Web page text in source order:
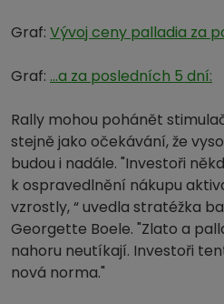
Graf: Vývoj ceny palladia za
Graf: ...a za posledních 5 dní:
Rally mohou pohánět
stejně jako očekávání, že
budou i nadále. "Investoři
k ospravedlnění nákupu
vzrostly, “ uvedla stratéžka
Georgette Boele. "Zlato a
nahoru neutíkají. Investoři
nová norma."